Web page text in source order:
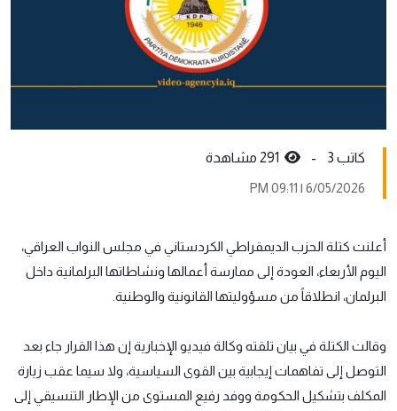
كاتب 3 -
6/05/2026 | 09:11 PM
أعلنت كتلة الحزب الديمقراطي الكردستاني في مجلس النواب العراقي،
اليوم الأربعاء، العودة إلى ممارسة أعمالها ونشاطاتها البرلمانية داخل
البرلمان، انطلاقاً من مسؤوليتها القانونية والوطنية.
وقالت الكتلة في بيان تلقته وكالة فيديو الإخبارية إن هذا القرار جاء بعد
التوصل إلى تفاهمات إيجابية بين القوى السياسية، ولا سيما عقب زيارة
المكلف بتشكيل الحكومة ووفد رفيع المستوى من الإطار التنسيقي إلى